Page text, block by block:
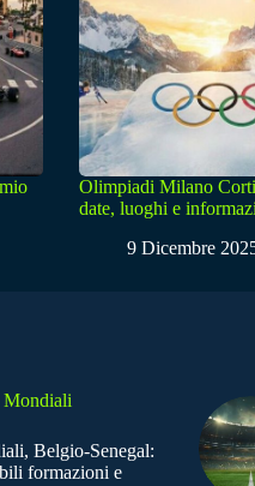
Olimpiadi Milano
date, luoghi e
9 Dicembre
Mondiali
Belgio-Senegal:
formazioni e